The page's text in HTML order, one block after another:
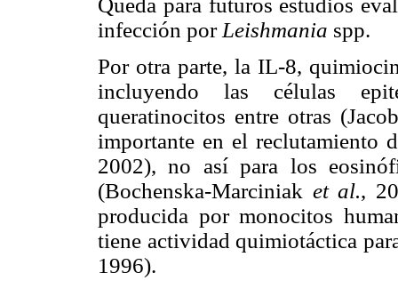
infección por Leishmania spp.
Por otra parte, la IL-8,
incluyendo las células
queratinocitos entre otras
importante en el reclutamiento
2002), no así para los
(Bochenska-Marciniak et al.,
producida por monocitos
tiene actividad quimiotáctica
1996).